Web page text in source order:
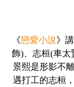
《戀愛小說》
飾)、志桓(車太
景熙是形影不
遇打工的志桓